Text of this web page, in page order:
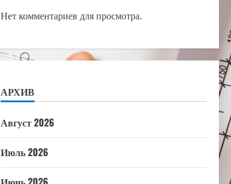
Нет комментариев для просмотра.
АРХИВ
Август 2026
Июль 2026